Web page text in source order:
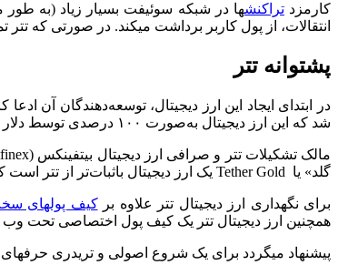
کارمزدتراکنش
انتقالات، از پول کاربر برداشت می­کند. در صورتی که
پشتوانه تتر
شد که این ارز دیجیتال به‌صورت ۱۰۰ درصدی توسط دلار آمریکا حمایت و پشتیبانی نمی­شود؛ بنابراین نمی­توان گفت که این ارز دیجیتال از پشتوانه بانک مرکزی آمریکا برخوردار است.
گلد» یا Tether Gold یک ارز دیجیتال باثبات‌تر از تتر است که در سال ۲۰۱۹ عرضه شد و دارای پشتوانه طلا است.
برای نگهداری ارز دیجیتال تتر علاوه برکیف پول­های
همچنین ارز دیجیتال تتر یک کیف پول اختصاصی تحت وب به
پیشنهاد می­گردد برای یک شروع اصولی و تریدری حرفه­ای